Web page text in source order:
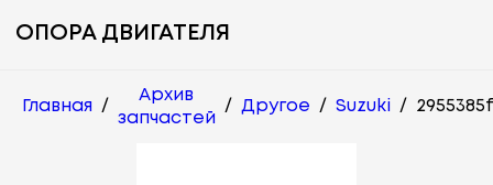
ОПОРА ДВИГАТЕЛЯ
Главная /
Архив
запчастей
/ Другое / Suzuki /